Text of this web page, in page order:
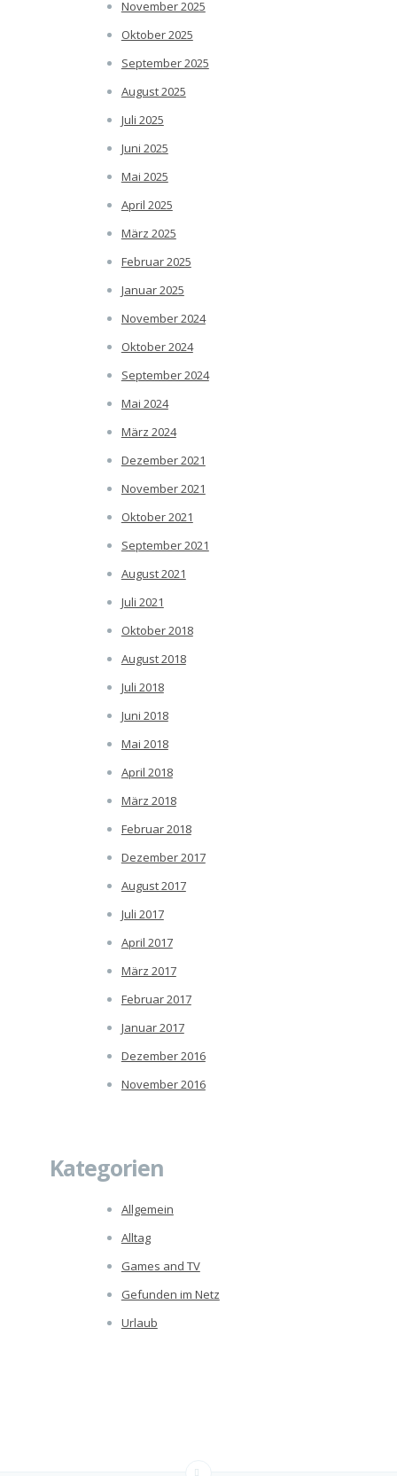
November 2025
Oktober 2025
September 2025
August 2025
Juli 2025
Juni 2025
Mai 2025
April 2025
März 2025
Februar 2025
Januar 2025
November 2024
Oktober 2024
September 2024
Mai 2024
März 2024
Dezember 2021
November 2021
Oktober 2021
September 2021
August 2021
Juli 2021
Oktober 2018
August 2018
Juli 2018
Juni 2018
Mai 2018
April 2018
März 2018
Februar 2018
Dezember 2017
August 2017
Juli 2017
April 2017
März 2017
Februar 2017
Januar 2017
Dezember 2016
November 2016
Kategorien
Allgemein
Alltag
Games and TV
Gefunden im Netz
Urlaub